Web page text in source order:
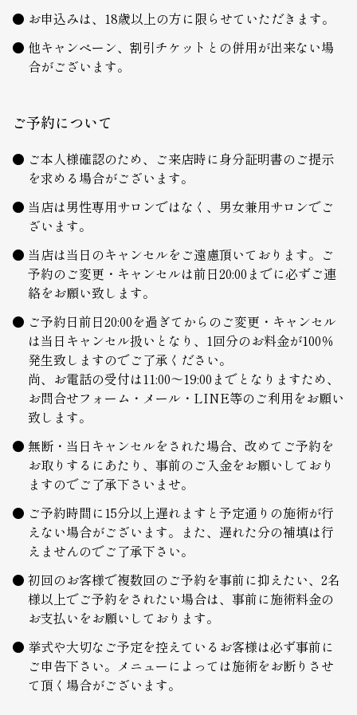
お申込みは、18歳以上の方に限らせていただきます。
他キャンペーン、割引チケットとの併用が出来ない場
合がございます。
ご予約について
ご本人様確認のため、ご来店時に身分証明書のご提示
を求める場合がございます。
当店は男性専用サロンではなく、男女兼用サロンでご
ざいます。
当店は当日のキャンセルをご遠慮頂いております。ご
予約のご変更・キャンセルは前日20:00までに必ずご連
絡をお願い致します。
ご予約日前日20:00を過ぎてからのご変更・キャンセル
は当日キャンセル扱いとなり、1回分のお料金が100％
発生致しますのでご了承ください。
尚、お電話の受付は11:00～19:00までとなりますため、
お問合せフォーム・メール・LINE等のご利用をお願い
致します。
無断・当日キャンセルをされた場合、改めてご予約を
お取りするにあたり、事前のご入金をお願いしており
ますのでご了承下さいませ。
ご予約時間に15分以上遅れますと予定通りの施術が行
えない場合がございます。また、遅れた分の補填は行
えませんのでご了承下さい。
初回のお客様で複数回のご予約を事前に抑えたい、2名
様以上でご予約をされたい場合は、事前に施術料金の
お支払いをお願いしております。
挙式や大切なご予定を控えているお客様は必ず事前に
ご申告下さい。メニューによっては施術をお断りさせ
て頂く場合がございます。